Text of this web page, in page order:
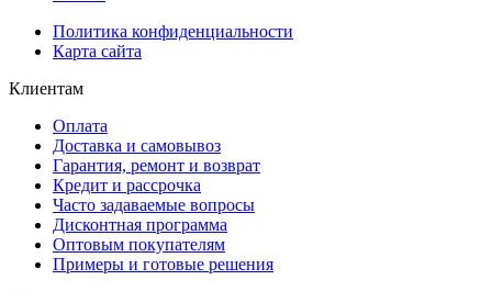
Политика конфиденциальности
Карта сайта
Клиентам
Оплата
Доставка и самовывоз
Гарантия, ремонт и возврат
Кредит и рассрочка
Часто задаваемые вопросы
Дисконтная программа
Оптовым покупателям
Примеры и готовые решения